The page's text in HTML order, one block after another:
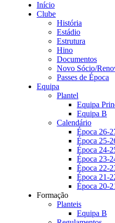
Início
Clube
História
Estádio
Estrutura
Hino
Documentos
Novo Sócio/
Passes de Época
Equipa
Plantel
Equipa
Equipa B
Calendário
Época 26-
Época 25-
Época 24-
Época 23-
Época 22-
Época 21-
Época 20-
Formação
Planteis
Equipa B